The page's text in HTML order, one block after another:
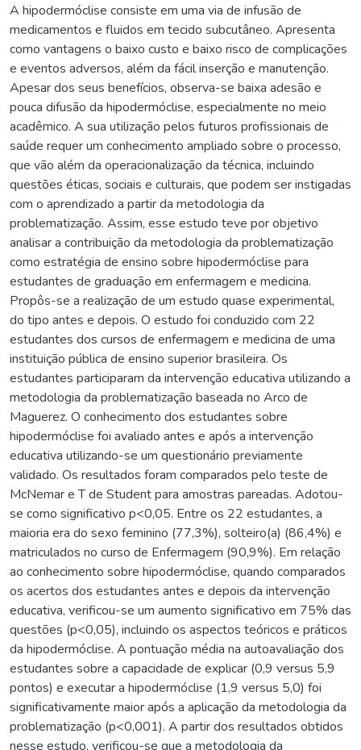
A hipodermóclise consiste em uma via de infusão de
medicamentos e fluidos em tecido subcutâneo. Apresenta
como vantagens o baixo custo e baixo risco de complicações
e eventos adversos, além da fácil inserção e manutenção.
Apesar dos seus benefícios, observa-se baixa adesão e
pouca difusão da hipodermóclise, especialmente no meio
acadêmico. A sua utilização pelos futuros profissionais de
saúde requer um conhecimento ampliado sobre o processo,
que vão além da operacionalização da técnica, incluindo
questões éticas, sociais e culturais, que podem ser instigadas
com o aprendizado a partir da metodologia da
problematização. Assim, esse estudo teve por objetivo
analisar a contribuição da metodologia da problematização
como estratégia de ensino sobre hipodermóclise para
estudantes de graduação em enfermagem e medicina.
Propôs-se a realização de um estudo quase experimental,
do tipo antes e depois. O estudo foi conduzido com 22
estudantes dos cursos de enfermagem e medicina de uma
instituição pública de ensino superior brasileira. Os
estudantes participaram da intervenção educativa utilizando a
metodologia da problematização baseada no Arco de
Maguerez. O conhecimento dos estudantes sobre
hipodermóclise foi avaliado antes e após a intervenção
educativa utilizando-se um questionário previamente
validado. Os resultados foram comparados pelo teste de
McNemar e T de Student para amostras pareadas. Adotou-
se como significativo p<0,05. Entre os 22 estudantes, a
maioria era do sexo feminino (77,3%), solteiro(a) (86,4%) e
matriculados no curso de Enfermagem (90,9%). Em relação
ao conhecimento sobre hipodermóclise, quando comparados
os acertos dos estudantes antes e depois da intervenção
educativa, verificou-se um aumento significativo em 75% das
questões (p<0,05), incluindo os aspectos teóricos e práticos
da hipodermóclise. A pontuação média na autoavaliação dos
estudantes sobre a capacidade de explicar (0,9 versus 5,9
pontos) e executar a hipodermóclise (1,9 versus 5,0) foi
significativamente maior após a aplicação da metodologia da
problematização (p<0,001). A partir dos resultados obtidos
nesse estudo, verificou-se que a metodologia da